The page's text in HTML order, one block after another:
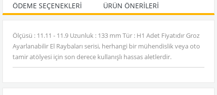
ÖDEME SEÇENEKLERI
ÜRÜN ÖNERILERI
Ölçüsü : 11.11 - 11.9 Uzunluk : 133 mm Tür : H1 Adet Fiyatıdır Groz
Ayarlanabilir El Raybaları serisi, herhangi bir mühendislik veya oto
tamir atölyesi için son derece kullanışlı hassas aletlerdir.